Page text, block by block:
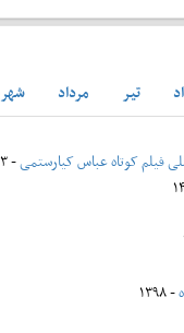
تير مرداد
فیلم کوتاه عباس کیارستمی- ۱۴۰۳
- ۱۳۹۸